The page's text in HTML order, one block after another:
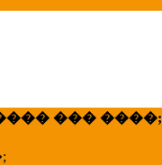
��� ����;